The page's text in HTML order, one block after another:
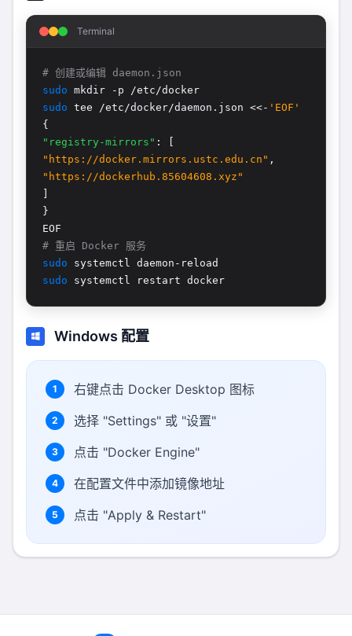
Terminal
# 创建或编辑 daemon.json
sudo mkdir -p /etc/docker
sudo tee /etc/docker/daemon.json <<- 'EOF'
{
"registry-mirrors" : [
"https://docker.mirrors.ustc.edu.cn" ,
"https://dockerhub.85604608.xyz"
}
EOF
# 重启 Docker 服务
sudo systemctl daemon-reload
sudo systemctl restart docker
Windows 配置
1 右键点击 Docker Desktop 图标
2 选择 "Settings" 或 "设置"
3 点击 "Docker Engine"
4 在配置文件中添加镜像地址
5 点击 "Apply & Restart"